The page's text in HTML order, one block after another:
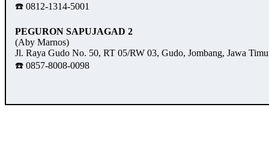
☎️ 0812-1314-5001
PEGURON SAPUJAGAD 2
(Aby Marnos)
Jl. Raya Gudo No. 50, RT 05/RW 03, Gudo, Jombang, Jawa
☎️ 0857-8008-0098